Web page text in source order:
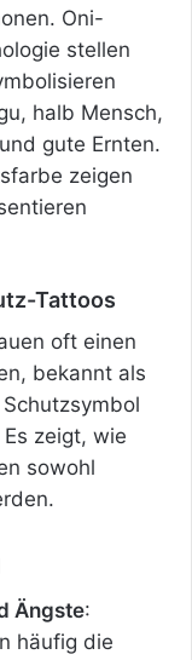
Oni-
stellen
halb Mensch,
gute Ernten.
zeigen
Tattoos
oft einen
bekannt als
zeigt, wie
sowohl
Ängste:
häufig die